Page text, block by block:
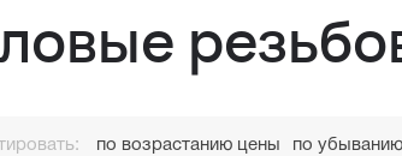
по возрастанию цены по